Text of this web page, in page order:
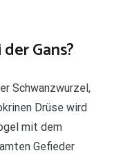
Gans?
Schwanzwurzel,
Drüse wird
mit dem
Gefieder